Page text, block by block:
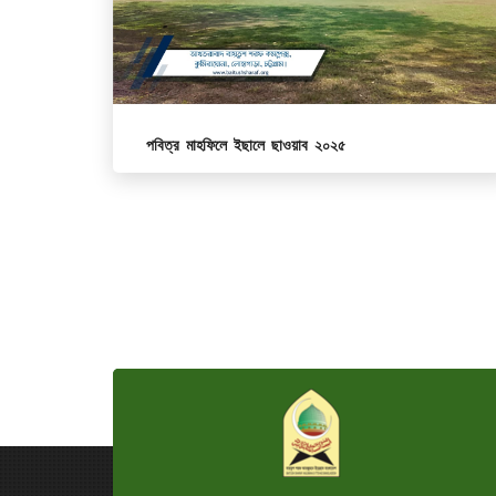
পবিত্র মাহফিলে ইছালে ছাওয়াব ২০২৫